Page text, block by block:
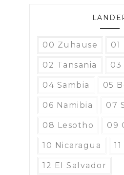
00 Zuhause 01
02 Tansania 03
04 Sambia 05
06 Namibia 07
08 Lesotho 09
10 Nicaragua
12 El Salvador